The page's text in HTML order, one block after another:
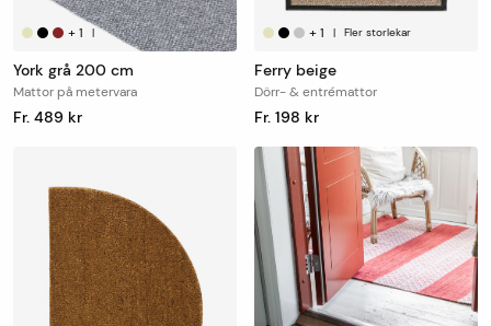
+1 |
York grå 200 cm
Mattor på metervara
Fr. 489 kr
+1 | Fler storlekar
Ferry beige
Dörr- & entrémattor
Fr. 198 kr